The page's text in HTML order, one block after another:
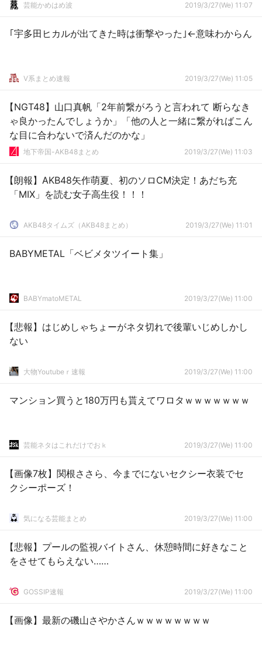
芸能かめはめ波 2019/3/27(We) 11:07
｢宇多田ヒカルが出てきた時は衝撃やった｣←意味わからん
V系まとめ速報 2019/3/27(We) 11:05
【NGT48】山口真帆「2年前繋がろうと言われて 断らなき
ゃ良かったんでしょうか」「他の人と一緒に繋がればこん
な目に合わないで済んだのかな」
地下帝国-AKB48まとめ 2019/3/27(We) 11:03
【朗報】AKB48矢作萌夏、初のソロCM決定！あだち充
「MIX」を読む女子高生役！！！
AKB48タイムズ（AKB48まとめ） 2019/3/27(We) 11:01
BABYMETAL「ベビメタツイート集」
BABYmatoMETAL 2019/3/27(We) 11:00
【悲報】はじめしゃちょーがネタ切れで後輩いじめしかし
ない
大物Youtubeｒ速報 2019/3/27(We) 11:00
マンション買うと180万円も貰えてワロタｗｗｗｗｗｗｗ
芸能ネタはこれだけでおｋ 2019/3/27(We) 11:00
【画像7枚】関根ささら、今までにないセクシー衣装でセ
クシーポーズ！
気になる芸能まとめ 2019/3/27(We) 11:00
【悲報】プールの監視バイトさん、休憩時間に好きなこと
をさせてもらえない……
GOSSIP速報 2019/3/27(We) 11:00
【画像】最新の磯山さやかさんｗｗｗｗｗｗｗｗ